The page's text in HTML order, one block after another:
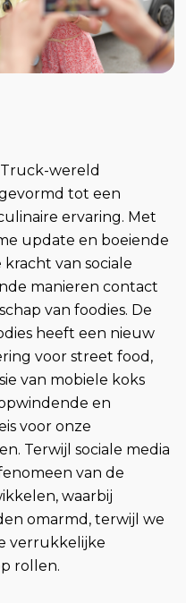
wereld
tot een
ervaring. Met
update en boeiende
van sociale
manieren contact
van foodies. De
heeft een nieuw
voor street food,
van mobiele koks
en
voor onze
Terwijl sociale media
van de
waarbij
omarmd, terwijl we
verrukkelijke
rollen.